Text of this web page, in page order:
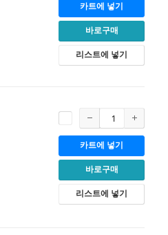
카트에 넣기
바로구매
리스트에 넣기
카트에 넣기
바로구매
리스트에 넣기